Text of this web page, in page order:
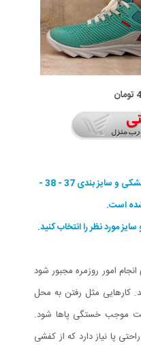
این کفش در 3 رنگ سبز، صورتی و مشکی و سایز بندی 37 - 38 -
مورد نظر را انتخاب کنید.
امور روزمره مجبور شود
کارهایی مثل رفتن به محل
موجب خستگی پاها شود.
پا نیاز دارد که از کفشی